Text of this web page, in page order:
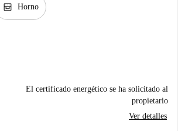
oven_gen Horno
El certificado energético se ha solicitado al
propietario
Ver detalles